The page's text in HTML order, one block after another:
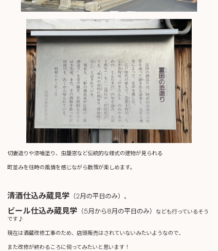
切妻造りや漆喰塗り、虫籠窓など伝統的な様式の建物が見られる
町並みを往時の風情を感じながら散策が楽しめます。
清酒仕込み蔵見学 （2月の平日のみ） 、
ビール仕込み蔵見学 （5月から8月の平日のみ）
なども行っているそう
です♪
現在は酒蔵改修工事のため、店頭販売はされていないみたいようなので、
また改修が終わるころに伺ってみたいと思います！